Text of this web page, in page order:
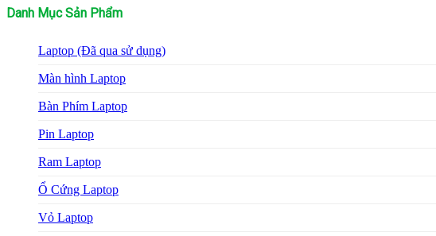
Danh Mục Sản Phẩm
Laptop (Đã qua sử dụng)
Màn hình Laptop
Bàn Phím Laptop
Pin Laptop
Ram Laptop
Ổ Cứng Laptop
Vỏ Laptop